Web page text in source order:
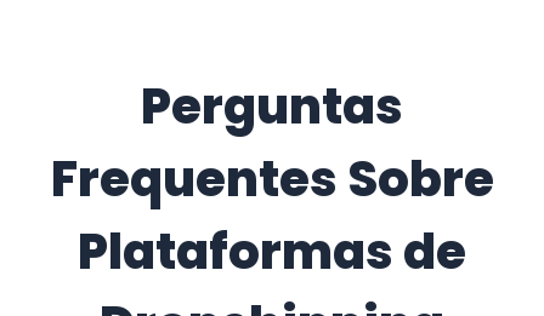
Perguntas
Frequentes Sobre
Plataformas de